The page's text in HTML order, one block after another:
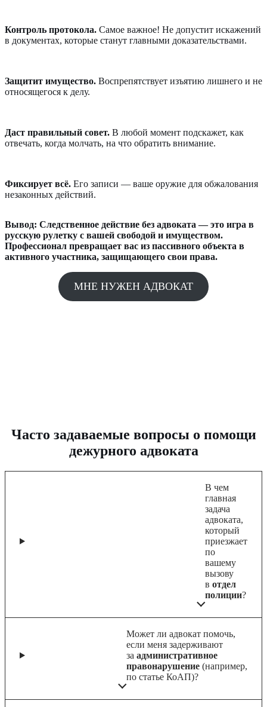
Контроль протокола. Самое важное! Не допустит искажений
в документах, которые станут главными доказательствами.
Защитит имущество. Воспрепятствует изъятию лишнего и не
относящегося к делу.
Даст правильный совет. В любой момент подскажет, как
отвечать, когда молчать, на что обратить внимание.
Фиксирует всё. Его записи — ваше оружие для обжалования
незаконных действий.
Вывод: Следственное действие без адвоката — это игра в
русскую рулетку с вашей свободой и имуществом.
Профессионал превращает вас из пассивного объекта в
активного участника, защищающего свои права.
МНЕ НУЖЕН АДВОКАТ
Часто задаваемые вопросы о помощи
дежурного адвоката
В чем
главная
задача
адвоката,
который
приезжает
по
вашему
вызову
в отдел
полиции?
Может ли адвокат помочь,
если меня задерживают
за административное
правонарушение (например,
по статье КоАП)?